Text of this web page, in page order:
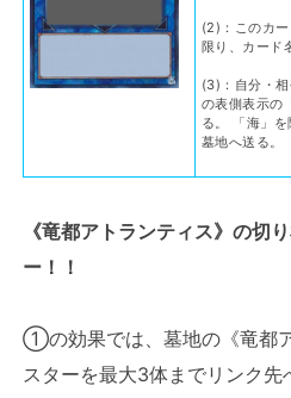
(2)：このカ
限り、カード
(3)：自分・
の表側表示の
る。 「海」
墓地へ送る。
《竜都アトランティス》の切
ー！！
①の効果では、墓地の《竜都
スターを最大3体までリンク